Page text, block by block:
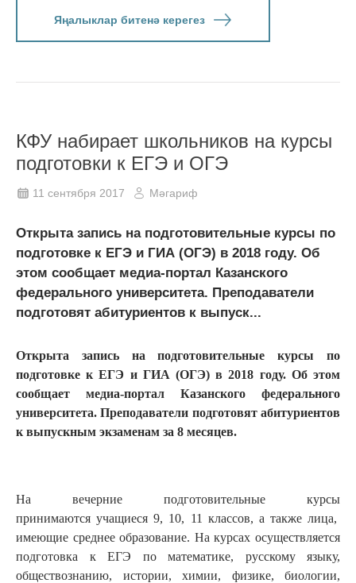
Яңалыклар битенә керегез
КФУ набирает школьников на курсы
подготовки к ЕГЭ и ОГЭ
11 сентября 2017 Мәгариф
Открыта запись на подготовительные курсы по
подготовке к ЕГЭ и ГИА (ОГЭ) в 2018 году. Об
этом сообщает медиа-портал Казанского
федерального университета. Преподаватели
подготовят абитуриентов к выпуск...
Открыта запись на подготовительные курсы по
подготовке к ЕГЭ и ГИА (ОГЭ) в 2018 году. Об этом
сообщает медиа-портал Казанского федерального
университета. Преподаватели подготовят абитуриентов
к выпускным экзаменам за 8 месяцев.
На вечерние подготовительные курсы
принимаются учащиеся 9, 10, 11 классов, а также лица,
имеющие среднее образование. На курсах осуществляется
подготовка к ЕГЭ по математике, русскому языку,
обществознанию, истории, химии, физике, биологии,